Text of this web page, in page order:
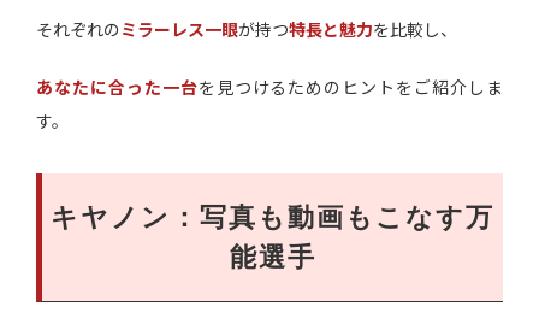
それぞれのミラーレス一眼が持つ特長と魅力を比較し、
あなたに合った一台を見つけるためのヒントをご紹介しま
す。
キヤノン：写真も動画もこなす万
能選手